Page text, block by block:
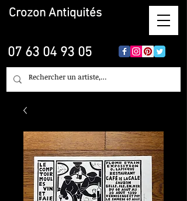
Crozon Antiquités
07 63 04 93 05